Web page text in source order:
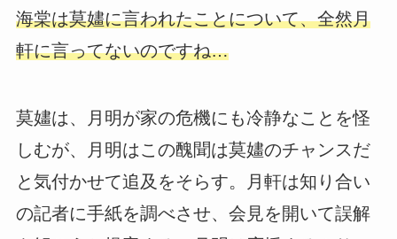
海棠は莫嫿に言われたことについて、全然月
軒に言ってないのですね…
莫嫿は、月明が家の危機にも冷静なことを怪
しむが、月明はこの醜聞は莫嫿のチャンスだ
と気付かせて追及をそらす。月軒は知り合い
の記者に手紙を調べさせ、会見を開いて誤解